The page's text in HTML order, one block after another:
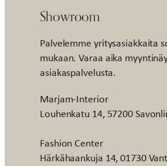
Showroom
Palvelemme yritysasiakkaita
mukaan. Varaa aika
asiakaspalvelusta.
Marjam-Interior
Louhenkatu 14, 57200
Fashion Center
Härkähaankuja 14, 01730